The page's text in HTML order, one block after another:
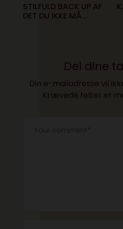
STILFULD BACK UP AF
DET DU IKKE MÅ
Del dine
Din e-mailadresse vil
Krævede felter er